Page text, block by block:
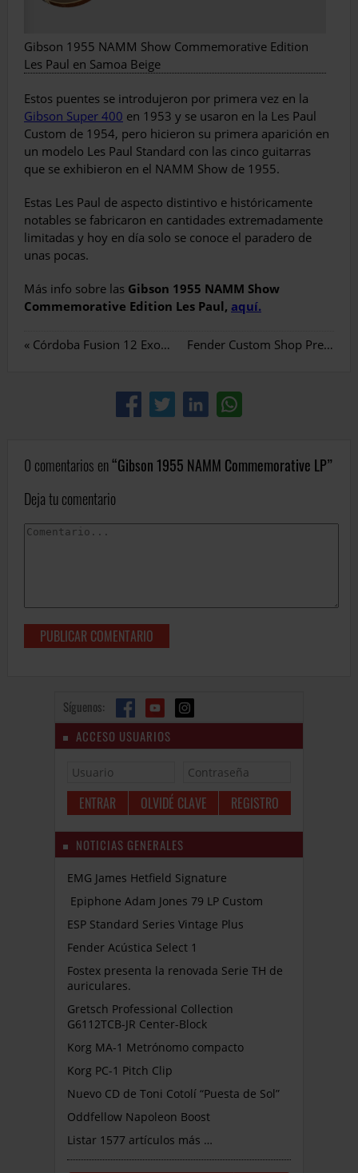
Gibson 1955 NAMM Show Commemorative Edition
Les Paul en Samoa Beige
Estos puentes se introdujeron por primera vez en la
Gibson Super 400 en 1953 y se usaron en la Les Paul
Custom de 1954, pero hicieron su primera aparición en
un modelo Les Paul Standard con las cinco guitarras
que se exhibieron en el NAMM Show de 1955.
Estas Les Paul de aspecto distintivo e históricamente
notables se fabricaron en cantidades extremadamente
limitadas y hoy en día solo se conoce el paradero de
unas pocas.
Más info sobre las Gibson 1955 NAMM Show
Commemorative Edition Les Paul, aquí.
« Córdoba Fusion 12 Exotic Tops Fender Custom Shop Prestige 2025
0 comentarios en Gibson 1955 NAMM Commemorative LP
Deja tu comentario
Síguenos:
ACCESO USUARIOS
OLVIDÉ CLAVE REGISTRO
NOTICIAS GENERALES
EMG James Hetfield Signature
Epiphone Adam Jones 79 LP Custom
ESP Standard Series Vintage Plus
Fender Acústica Select 1
Fostex presenta la renovada Serie TH de
auriculares.
Gretsch Professional Collection
G6112TCB-JR Center-Block
Korg MA-1 Metrónomo compacto
Korg PC-1 Pitch Clip
Nuevo CD de Toni Cotolí “Puesta de Sol”
Oddfellow Napoleon Boost
Listar 1577 artículos más …